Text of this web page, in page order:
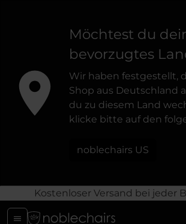
Möchtest du
bevorzugtes
Wir haben festgestellt,
Shop aus Deutschland
du zu diesem Land
klicke bitte auf den
noblechairs US
Kostenloser Versand bei jeder